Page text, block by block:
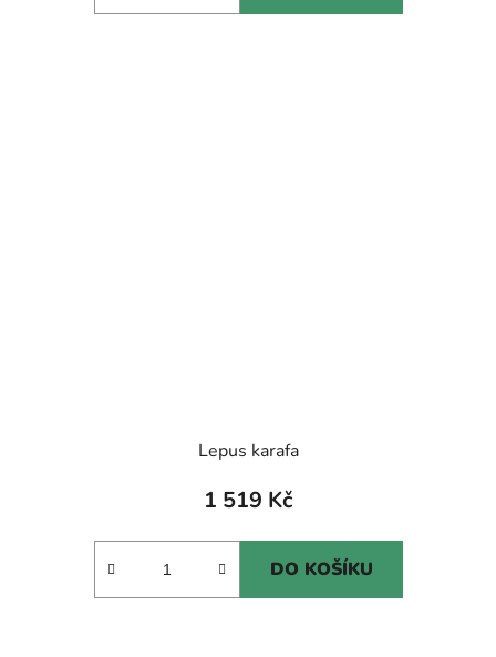
Lepus karafa
1 519 Kč
DO KOŠÍKU